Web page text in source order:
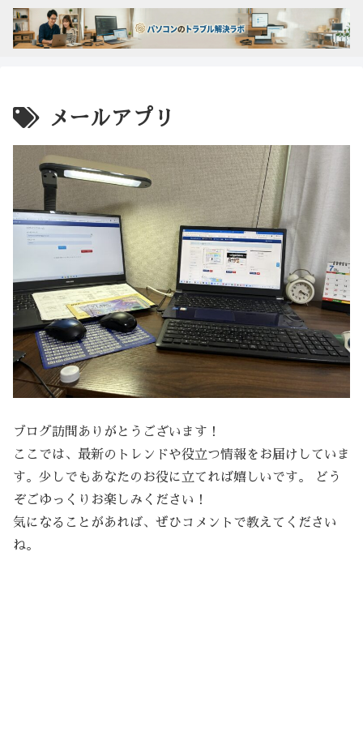
メールアプリ
ブログ訪問ありがとうございます！
ここでは、最新のトレンドや役立つ情報をお届けしていま
す。少しでもあなたのお役に立てれば嬉しいです。 どう
ぞごゆっくりお楽しみください！
気になることがあれば、ぜひコメントで教えてください
ね。